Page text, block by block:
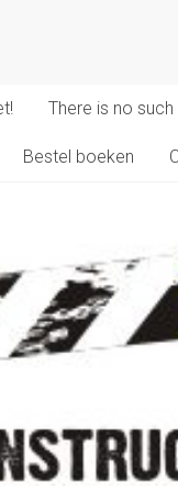
There is no
Bestel boeken